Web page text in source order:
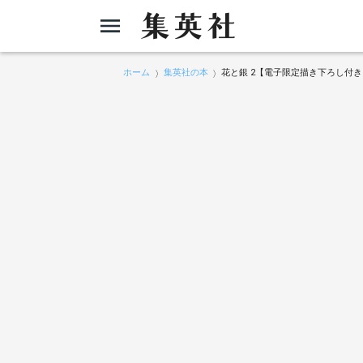
ホーム 集英社の本 花と銀 2【電子限定描き下ろし付